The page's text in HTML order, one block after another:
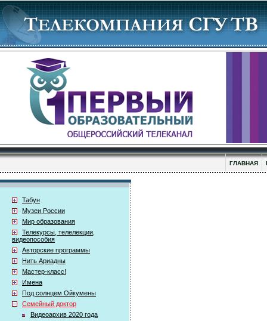
ГЛАВНАЯ
Табун
Музеи России
Мир образования
Телекурсы, телелекции,
видеопособия
Авторские программы
Нить Ариадны
Мастер-класс!
Имена
Под солнцем Ойкумены
Семейный доктор
Видеоархив 2020 года